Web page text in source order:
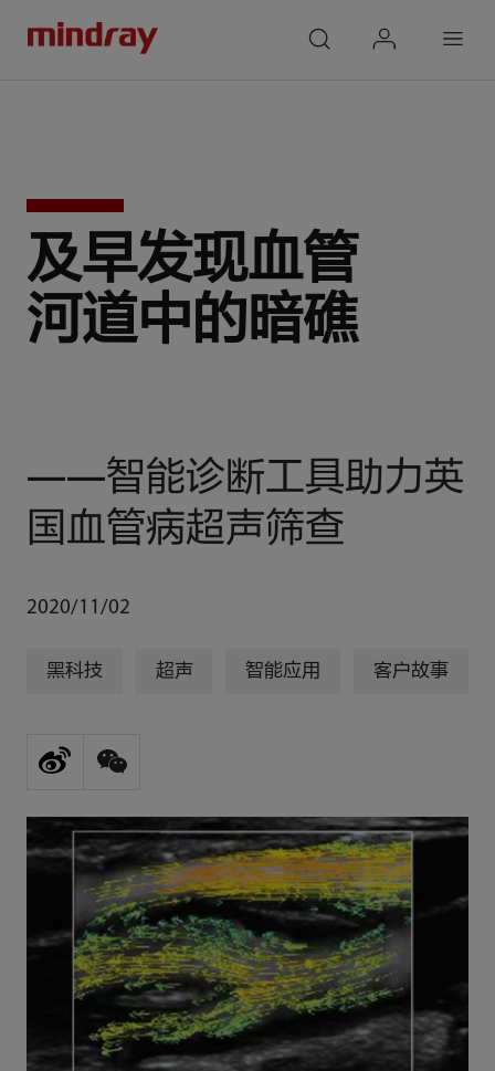
及早发现血管
河道中的暗礁
——智能诊断工具助力英
国血管病超声筛查
2020/11/02
黑科技 超声 智能应用 客户故事